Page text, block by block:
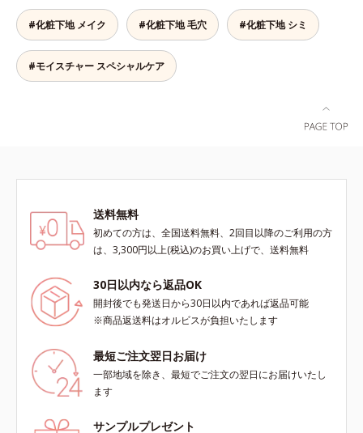
生を促進し今あるシワを改善。メラ
ニンの受け渡しを抑制することで、
未来のシミ・ソバカスも予防しま
す。今あるシワも未来のシミにもア
プローチ。保湿成分が日中の肌にも
重ね、落ちにくくのびのよいみずみ
た。まるで美容液級のなめらかさで
肌にぴったり密着し、SPF50+・
PA++++という高い紫外線カット力
ワ改善・美白を叶えながら、紫外線
を味方にしてあなたの肌を守る最高
峰顔用日焼け止めです。*1 メラニ
ンの生成を抑え、シミ・ソバカスを
防ぐ*2 化粧膜のくずれにくさ、肌
をうるおして保護すること*3 オル
ビス内最高の紫外線カットレベル*4
紫外線に瞬時に反応して、膜が厚く
#化粧下地 メイク #化粧下地 毛穴 #化粧下地 シミ
#モイスチャー スペシャルケア
送料無料
初めての方は、全国送料無料、2回目以降のご利用の方
は、3,300円以上(税込)のお買い上げで、送料無料
30日以内なら返品OK
開封後でも発送日から30日以内であれば返品可能
※商品返送料はオルビスが負担いたします
最短ご注文翌日お届け
一部地域を除き、最短でご注文の翌日にお届けいたし
ます
サンプルプレゼント